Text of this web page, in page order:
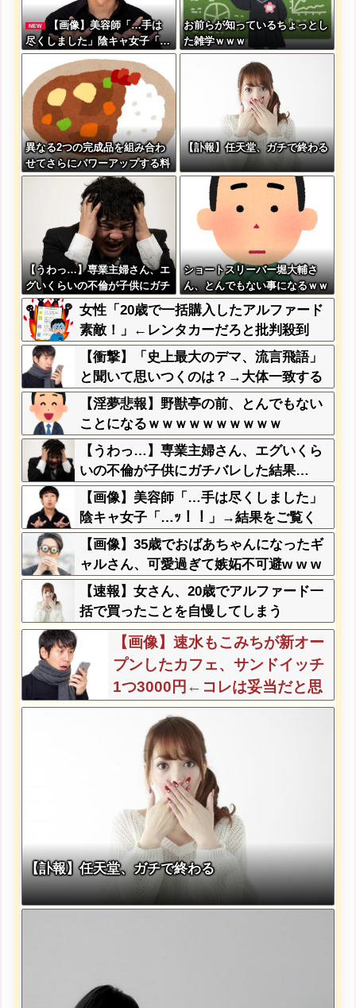
NEW
【画像】美容師「…手は
尽くしました」陰キャ女子「…
ｯ！！」→結果をご覧ください
w w w w w w w w
お前らが知っているちょっとし
た雑学ｗｗｗ
異なる2つの完成品を組み合わ
せてさらにパワーアップする料
理「カツカレー」以外にない
【訃報】任天堂、ガチで終わる
【うわっ…】専業主婦さん、エ
グいくらいの不倫が子供にガチ
バレした結果…
ショートスリーバー堀大輔さ
ん、とんでもない事になるｗｗ
ｗｗｗｗｗｗ
女性「20歳で一括購入したアルファード
素敵！」←レンタカーだろと批判殺到
【衝撃】「史上最大のデマ、流言飛語」
と聞いて思いつくのは？→大体一致する
件w w w w w w w
【淫夢悲報】野獣亭の前、とんでもない
ことになるｗｗｗｗｗｗｗｗｗｗ
【うわっ…】専業主婦さん、エグいくら
いの不倫が子供にガチバレした結果…
【画像】美容師「…手は尽くしました」
陰キャ女子「…ｯ！！」→結果をご覧く
ださいw w w w w w w w
【画像】35歳でおばあちゃんになったギ
ャルさん、可愛過ぎて嫉妬不可避w w w
w w w w w w w w
【速報】女さん、20歳でアルファード一
括で買ったことを自慢してしまう
【画像】速水もこみちが新オー
プンしたカフェ、サンドイッチ
1つ3000円←コレは妥当だと思
う？？？？？？
【訃報】任天堂、ガチで終わる